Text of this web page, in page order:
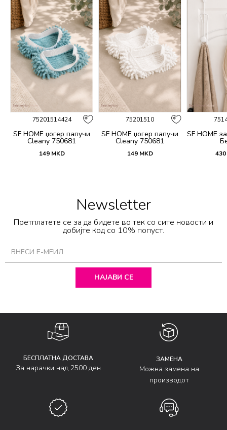
75201514424
SF HOME џогер папучи
Cleany 750681
149 MKD
75201510
SF HOME џогер папучи
Cleany 750681
149 MKD
SF HOME
430
Newsletter
Претплатете се за да бидете во тек со сите новости и
добијте код со 10% попуст.
НАЈАВИ СЕ
БЕСПЛАТНА ДОСТАВА
За нарачки над 2500 ден
ЗАМЕНА
Можна замена на
производот